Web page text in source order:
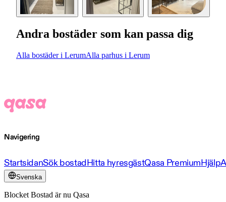
Andra bostäder som kan passa dig
Alla bostäder i LerumAlla parhus i Lerum
Navigering
StartsidanSök bostadHitta hyresgästQasa PremiumHjälp
Svenska
Blocket Bostad är nu Qasa